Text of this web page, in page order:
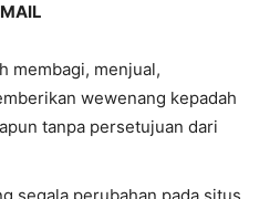
membagi, menjual,
wewenang kepadah
tanpa persetujuan dari